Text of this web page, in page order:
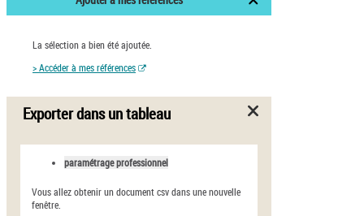
La sélection a bien été ajoutée.
> Accéder à mes références
Exporter dans un tableau
paramétrage professionnel
Vous allez obtenir un document csv dans une nouvelle
fenêtre.